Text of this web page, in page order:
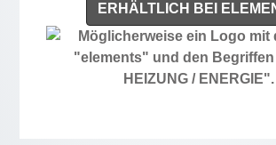
ERHÄLTLICH BEI